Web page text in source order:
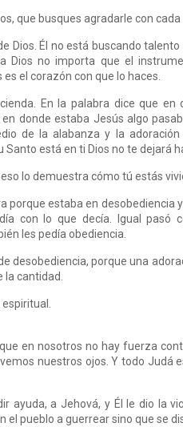
que busques agradarle con cada
Dios. Él no está buscando
Dios no importa que el
el corazón con que lo haces.
En la palabra dice que
donde estaba Jesús algo
de la alabanza y la
está en ti Dios no te dejará
lo demuestra cómo tú estás
porque estaba en desobediencia
con lo que decía. Igual pasó
les pedía obediencia.
desobediencia, porque una
cantidad.
en nosotros no hay fuerza
nuestros ojos. Y todo Judá
ayuda, a Jehová, y Él le dio la
pueblo a guerrear sino que se